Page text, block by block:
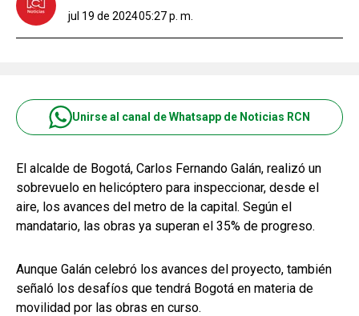
jul 19 de 202405:27 p. m.
Unirse al canal de Whatsapp de Noticias RCN
El alcalde de Bogotá, Carlos Fernando Galán, realizó un
sobrevuelo en helicóptero para inspeccionar, desde el
aire, los avances del metro de la capital. Según el
mandatario, las obras ya superan el 35% de progreso.
Aunque Galán celebró los avances del proyecto, también
señaló los desafíos que tendrá Bogotá en materia de
movilidad por las obras en curso.